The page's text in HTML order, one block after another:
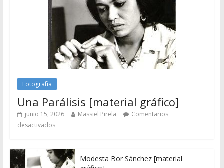
Fotografía
Una Parálisis [material gráfico]
junio 15, 2026 Massiel Pirela
Comentarios
desactivados
Modesta Bor Sánchez [material